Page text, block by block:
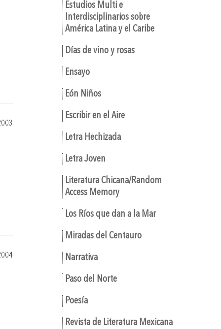
Estudios Multi e
Interdisciplinarios sobre
América Latina y el Caribe
Días de vino y rosas
Ensayo
Eón Niños
Escribir en el Aire
Letra Hechizada
Letra Joven
Literatura Chicana/Random
Access Memory
Los Ríos que dan a la Mar
Miradas del Centauro
Narrativa
Paso del Norte
Poesía
Revista de Literatura Mexicana